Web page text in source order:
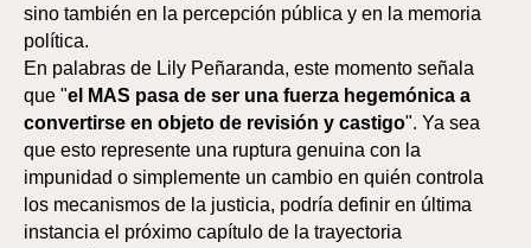
sino también en la percepción pública y en la memoria
política.
En palabras de Lily Peñaranda, este momento señala
que "el MAS pasa de ser una fuerza hegemónica a
convertirse en objeto de revisión y castigo". Ya sea
que esto represente una ruptura genuina con la
impunidad o simplemente un cambio en quién controla
los mecanismos de la justicia, podría definir en última
instancia el próximo capítulo de la trayectoria